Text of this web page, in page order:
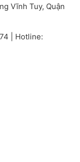
Vĩnh Tuy, Quận
| Hotline: